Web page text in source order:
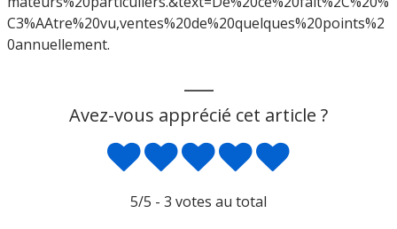
C3%AAtre%20vu,ventes%20de%20quelques%20points%2
0annuellement.
Avez-vous apprécié cet article ?
5/5 - 3 votes au total